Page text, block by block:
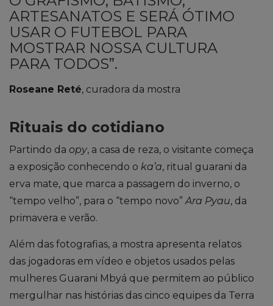
ARTESANATOS E SERÁ ÓTIMO
USAR O FUTEBOL PARA
MOSTRAR NOSSA CULTURA
PARA TODOS”.
Roseane Reté, curadora da mostra
Rituais do cotidiano
Partindo da opy, a casa de reza, o visitante começa
a exposição conhecendo o ka’a, ritual guarani da
erva mate, que marca a passagem do inverno, o
“tempo velho”, para o “tempo novo”Ara Pyau, da
primavera e verão.
Além das fotografias, a mostra apresenta relatos
das jogadoras em vídeo e objetos usados pelas
mulheres Guarani Mbyá que permitem ao público
mergulhar nas histórias das cinco equipes da Terra